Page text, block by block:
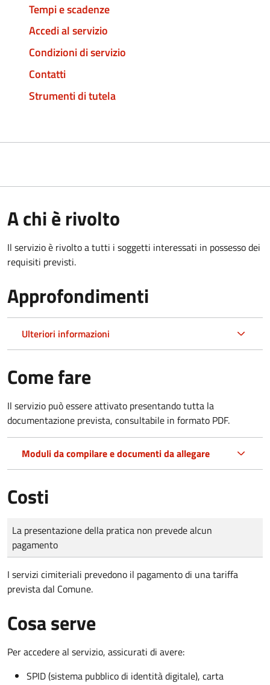
Tempi e scadenze
Accedi al servizio
Condizioni di servizio
Contatti
Strumenti di tutela
A chi è rivolto
Il servizio è rivolto a tutti i soggetti interessati in possesso dei
requisiti previsti.
Approfondimenti
Ulteriori informazioni
Come fare
Il servizio può essere attivato presentando tutta la
documentazione prevista, consultabile in formato PDF.
Moduli da compilare e documenti da allegare
Costi
Tipo di pagamento
Importo
La presentazione della pratica non prevede alcun
pagamento
I servizi cimiteriali prevedono il pagamento di una tariffa
prevista dal Comune.
Cosa serve
Per accedere al servizio, assicurati di avere:
SPID (sistema pubblico di identità digitale), carta